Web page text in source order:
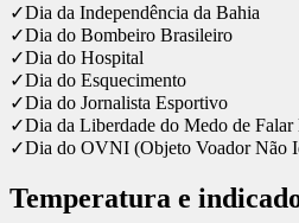
✓Dia da Independência da Bahia
✓Dia do Bombeiro Brasileiro
✓Dia do Hospital
✓Dia do Esquecimento
✓Dia do Jornalista Esportivo
✓Dia da Liberdade do Medo de Falar
✓Dia do OVNI (Objeto Voador Não
Temperatura e